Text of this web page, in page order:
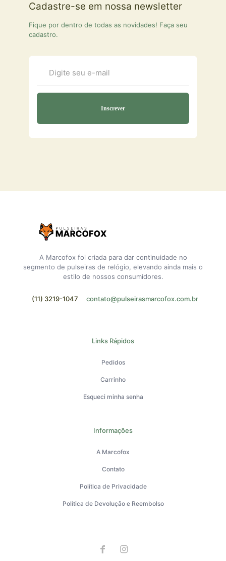
Cadastre-se em nossa newsletter
Fique por dentro de todas as novidades! Faça seu
cadastro.
A Marcofox foi criada para dar continuidade no
segmento de pulseiras de relógio, elevando ainda mais o
estilo de nossos consumidores.
(11) 3219-1047 contato@pulseirasmarcofox.com.br
Links Rápidos
Pedidos
Carrinho
Esqueci minha senha
Informações
A Marcofox
Contato
Política de Privacidade
Política de Devolução e Reembolso